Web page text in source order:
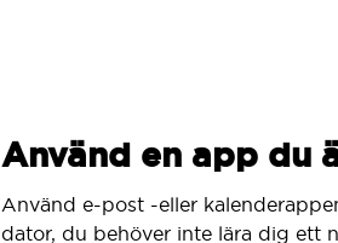
Använd en app du
Använd e-post -eller
dator, du behöver inte lära dig ett